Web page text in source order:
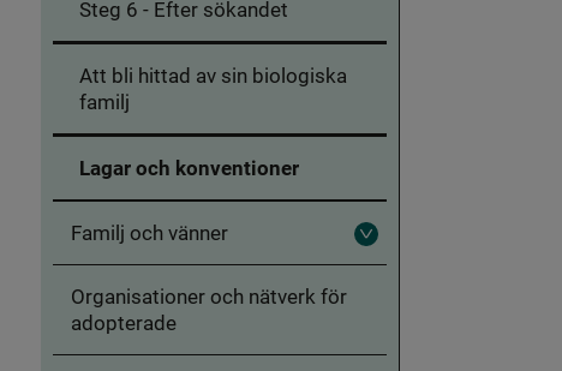
Kontakta
Steg 6 - Efter sökandet
Att bli hittad av sin biologiska
familj
Lagar och konventioner
Familj och vänner
Fäll
ut
Organisationer och nätverk för
adopterade